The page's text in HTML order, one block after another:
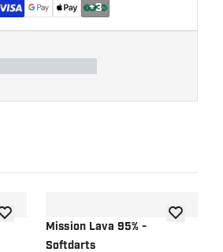
+3
Zur Wunschliste hinzufügen
Mission Lava 95% -
Softdarts
Zur